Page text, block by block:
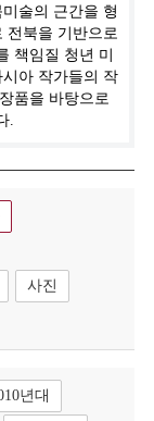
술의 근간을 형
전북을 기반으로
책임질 청년 미
아 작가들의 작
품을 바탕으로
.
사진
년대